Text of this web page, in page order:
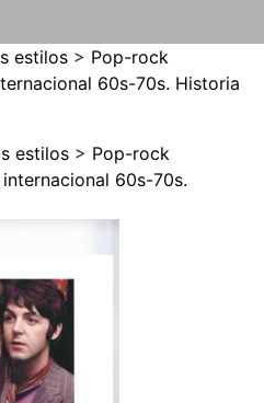
estilos > Pop-rock
60s-70s. Historia
estilos > Pop-rock
60s-70s.